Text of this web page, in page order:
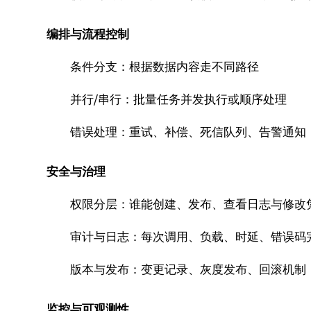
编排与流程控制
条件分支：根据数据内容走不同路径
并行/串行：批量任务并发执行或顺序处理
错误处理：重试、补偿、死信队列、告警通知
安全与治理
权限分层：谁能创建、发布、查看日志与修改
审计与日志：每次调用、负载、时延、错误码
版本与发布：变更记录、灰度发布、回滚机制